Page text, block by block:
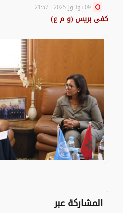
كفى بريس (و م ع)
المشاركة عبر